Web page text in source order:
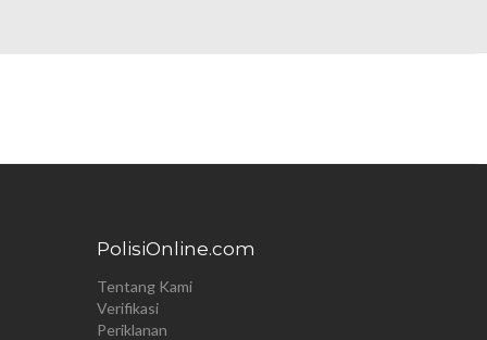
PolisiOnline.com
Tentang Kami
Verifikasi
Periklanan